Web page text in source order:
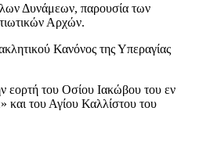
Δυνάμεων, παρουσία των
Αρχών.
Κανόνος της Υπεραγίας
εορτή του Οσίου Ιακώβου του εν
και του Αγίου Καλλίστου του